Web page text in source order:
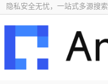
隐私安全无忧，一站式多源搜索